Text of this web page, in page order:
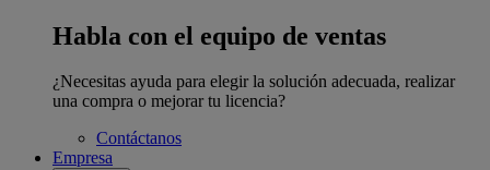
Habla con el equipo de ventas
¿Necesitas ayuda para elegir la solución adecuada, realizar
una compra o mejorar tu licencia?
Contáctanos
Empresa